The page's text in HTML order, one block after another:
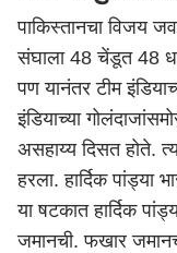
पाकिस्तानचा विजय
संघाला 48 चेंडूत 48
पण यानंतर टीम
इंडियाच्या
असहाय्य दिसत होते.
हरला. हार्दिक
या षटकात हार्दिक
जमानची. फखार